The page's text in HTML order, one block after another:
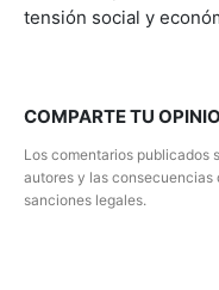
tensión social y
COMPARTE TU
Los comentarios publicados
autores y las consecuencias
sanciones legales.